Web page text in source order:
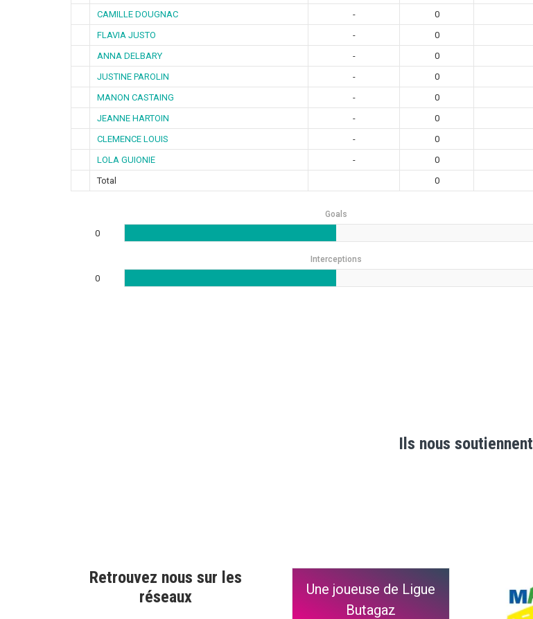
CAMILLE DOUGNAC
- 0
FLAVIA JUSTO
- 0
ANNA DELBARY
- 0
JUSTINE PAROLIN
- 0
MANON CASTAING
- 0
JEANNE HARTOIN
- 0
CLEMENCE LOUIS
- 0
LOLA GUIONIE
- 0
Total
0
Goals
0
Interceptions
0
Ils nous soutiennent
Retrouvez nous sur les
réseaux
Une joueuse de Ligue
Butagaz